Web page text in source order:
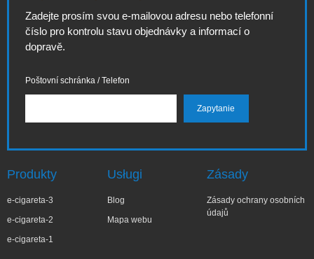
Zadejte prosím svou e-mailovou adresu nebo telefonní
číslo pro kontrolu stavu objednávky a informací o
dopravě.
Poštovní schránka / Telefon
Produkty
e-cigareta-3
e-cigareta-2
e-cigareta-1
Usługi
Blog
Mapa webu
Zásady
Zásady ochrany osobních
údajů